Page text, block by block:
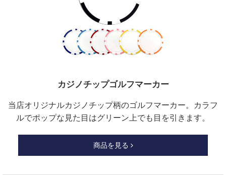
カジノチップゴルフマーカー
当店オリジナルカジノチップ柄のゴルフマーカー。カラフ
ルでポップな見た目はグリーン上でも目を引きます。
商品を見る